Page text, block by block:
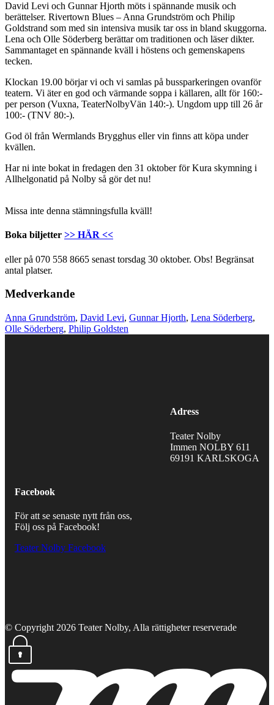
David Levi och Gunnar Hjorth möts i spännande musik och
berättelser. Rivertown Blues – Anna Grundström och Philip
Goldstrand som med sin intensiva musik tar oss in bland skuggorna.
Lena och Olle Söderberg berättar om traditionen och läser dikter.
Sammantaget en spännande kväll i höstens och gemenskapens
tecken.
Klockan 19.00 börjar vi och vi samlas på bussparkeringen ovanför
teatern. Vi äter en god och värmande soppa i källaren, allt för 160:-
per person (Vuxna, TeaterNolbyVän 140:-). Ungdom upp till 26 år
100:- (TNV 80:-).
God öl från Wermlands Brygghus eller vin finns att köpa under
kvällen.
Har ni inte bokat in fredagen den 31 oktober för Kura skymning i
Allhelgonatid på Nolby så gör det nu!
Missa inte denna stämningsfulla kväll!
Boka biljetter >> HÄR <<
eller på 070 558 8665 senast torsdag 30 oktober. Obs! Begränsat
antal platser.
Medverkande
Anna Grundström, David Levi, Gunnar Hjorth, Lena Söderberg
Olle Söderberg, Philip Goldsten
Adress
Teater Nolby
Immen NOLBY 611
69191 KARLSKOGA
Facebook
För att se senaste nytt från oss,
Följ oss på Facebook!
Teater Nolby Facebook
© Copyright 2026 Teater Nolby, Alla rättigheter reserverade